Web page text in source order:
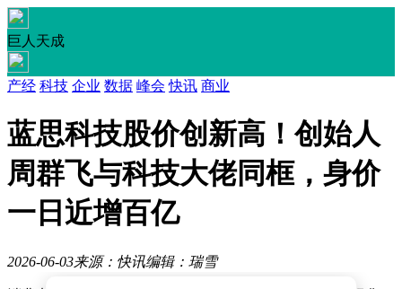
巨人天成
产经 科技 企业 数据 峰会 快讯 商业
蓝思科技股价创新高！创始人
周群飞与科技大佬同框，身价
一日近增百亿
2026-06-03来源：快讯编辑：瑞雪